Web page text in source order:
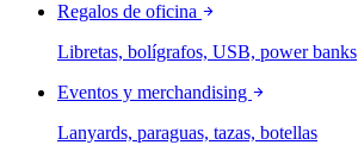
Regalos de oficina
Libretas, bolígrafos, USB, power banks
Eventos y merchandising
Lanyards, paraguas, tazas, botellas